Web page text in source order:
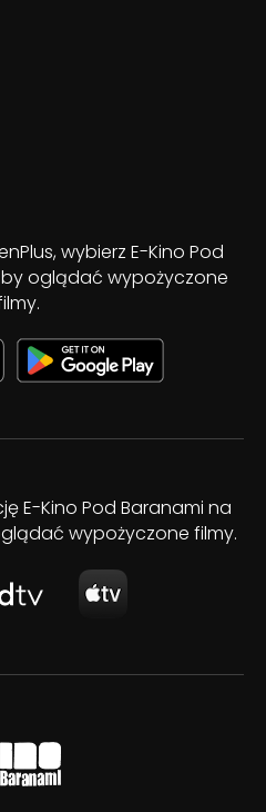
wybierz E-Kino Pod
by oglądać wypożyczone
E-Kino Pod Baranami na
wypożyczone filmy.